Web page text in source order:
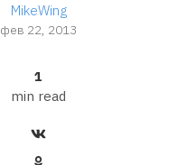
MikeWing
фев 22, 2013
1
min read